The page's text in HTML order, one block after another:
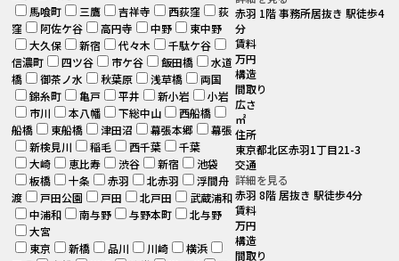
馬喰町
三鷹 吉祥寺 西荻窪
荻
窪
阿佐ケ谷 高円寺 中野
東中野
大久保
新宿 代々木
千駄ケ谷
信濃町
四ツ谷 市ケ谷 飯田橋
水道
橋
御茶ノ水 秋葉原 浅草橋
両国
錦糸町
亀戸 平井 新小岩
小岩
市川
本八幡 下総中山
西船橋
船橋
東船橋 津田沼 幕張本郷
幕張
新検見川
稲毛 西千葉
千葉
大崎
恵比寿 渋谷 新宿
池袋
板橋
十条 赤羽 北赤羽
浮間舟
渡
戸田公園 戸田 北戸田
武蔵浦和
中浦和
南与野 与野本町
北与野
大宮
東京
新橋 品川 川崎
横浜
赤羽 1階 事務所居抜き 駅徒歩4
分
賃料
万円
構造
間取り
広さ
㎡
住所
東京都北区赤羽1丁目21-3
交通
詳細を見る
赤羽 8階 居抜き 駅徒歩4分
賃料
万円
構造
間取り